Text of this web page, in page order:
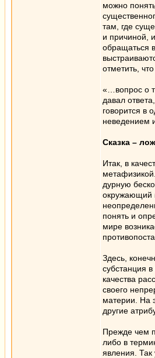
можно
там, где
и причиной,
обращаться
отметить,
«…вопрос о
давал
говорится в
неведением
Сказка –
Итак, в
дурную
окружающий
понять и
мире
Здесь,
субстанция
качества
своего
материи. На
другие
Прежде чем
либо в
явления. Так